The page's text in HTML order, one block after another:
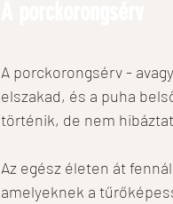
A porckorongsérv -
elszakad, és a puha
történik, de nem
Az egész életen át
amelyeknek a